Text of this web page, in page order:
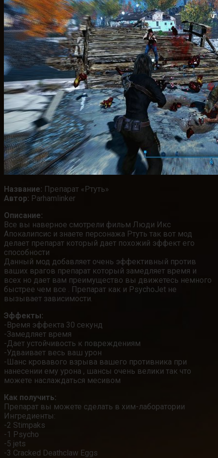
Название: Препарат «Ртуть»
Автор: Parhamlinker
Описание:
Все вы наверное смотрели фильм Люди Икс
Апокалипсис и знаете персонажа Ртуть так вот мод
делает препарат который дает похожий эффект его
способности
Данный мод добавляет очень эффективный против
ваших врагов препарат который замедляет время и
всех но дает вам преимущество вы движетесь немного
быстрее чем все . Препарат как и PsychoJet не
вызывает зависимости.
Эффекты:
-Время эффекта 30 секунд
-Замедляет время
-Дает устойчивость к повреждениям
-Удваивает весь ваш урон
-Шанс кровавого взрыва вашего противника при
нанесении ему урона , шансы очень велики так что
можете наслаждаться месивом
Как получить:
Препарат вы можете сделать в хим-лаборатории
Ингредиенты:
-2 Stimpaks
-1 Psycho
-5 jets
-3 Cracked Deathclaw Eggs